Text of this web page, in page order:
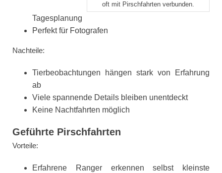
oft mit Pirschfahrten verbunden.
Tagesplanung
Perfekt für Fotografen
Nachteile:
Tierbeobachtungen hängen stark von Erfahrung
ab
Viele spannende Details bleiben unentdeckt
Keine Nachtfahrten möglich
Geführte Pirschfahrten
Vorteile:
Erfahrene Ranger erkennen selbst kleinste